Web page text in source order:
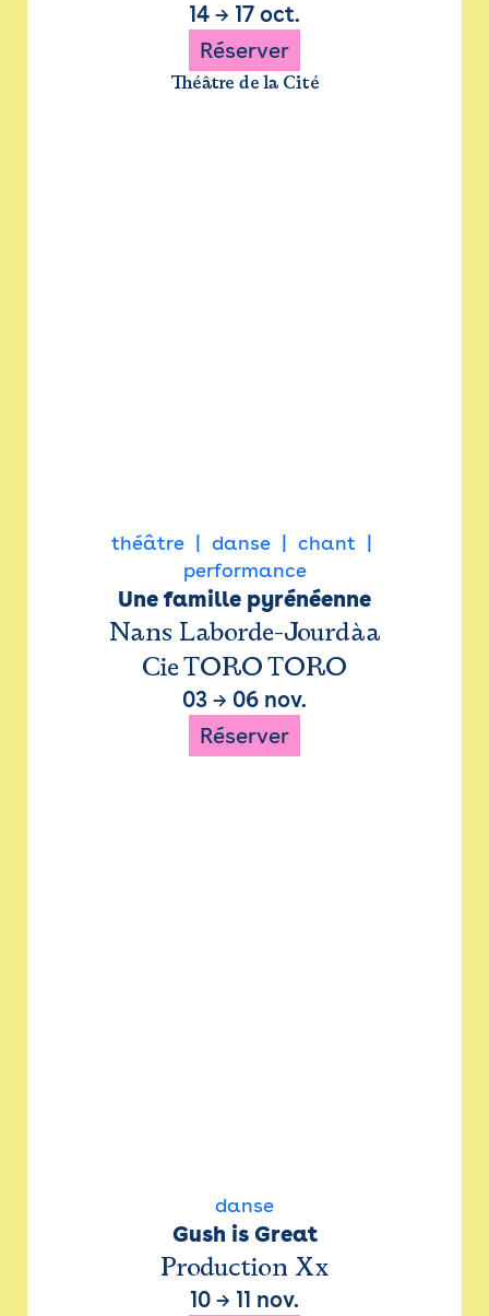
14 → 17 oct.
Réserver
Théâtre de la Cité
théâtre danse
chant
performance
Une famille pyrénéenne
Nans Laborde-Jourdàa
Cie TORO TORO
03 → 06 nov.
Réserver
danse
Gush is Great
Production Xx
10 → 11 nov.